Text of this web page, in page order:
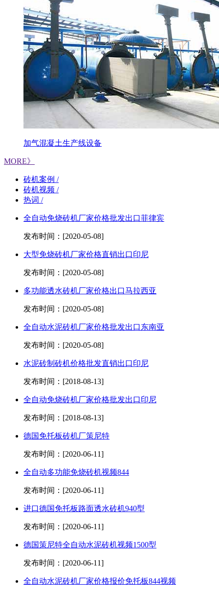
加气混凝土生产线设备
MORE》
砖机案例 /
砖机视频 /
热词 /
全自动免烧砖机厂家价格批发出口菲律宾
发布时间：[2020-05-08]
大型免烧砖机厂家价格直销出口印尼
发布时间：[2020-05-08]
多功能透水砖机厂家价格出口马拉西亚
发布时间：[2020-05-08]
全自动水泥砖机厂家价格批发出口东南亚
发布时间：[2020-05-08]
水泥砖制砖机价格批发直销出口印尼
发布时间：[2018-08-13]
全自动免烧砖机厂家价格批发出口印尼
发布时间：[2018-08-13]
德国免托板砖机厂策尼特
发布时间：[2020-06-11]
全自动多功能免烧砖机视频844
发布时间：[2020-06-11]
进口德国免托板路面透水砖机940型
发布时间：[2020-06-11]
德国策尼特全自动水泥砖机视频1500型
发布时间：[2020-06-11]
全自动水泥砖机厂家价格报价免托板844视频